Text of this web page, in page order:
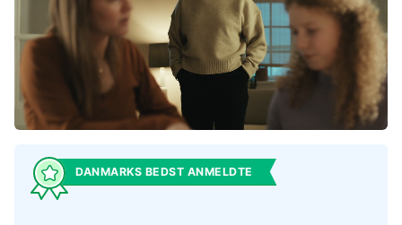
Hjælp til ordblinde
Kundeudtalelser
Undervisere
DANMARKS BEDST ANMELDTE